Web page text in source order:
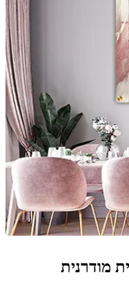
מודרנית